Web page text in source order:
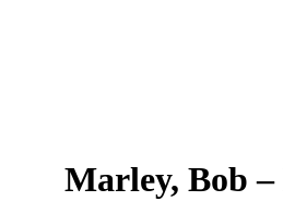
Marley, Bob